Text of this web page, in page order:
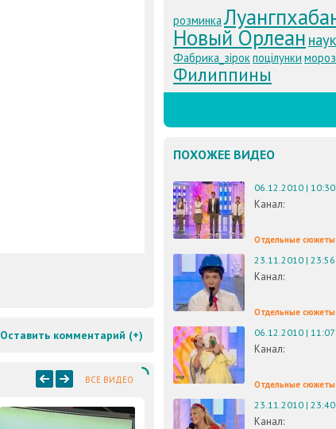
Оставить комментарий (+)
ВСЕ ВИДЕО
розминка
Новый Орлеан
Фабрика_зірокпоцілунки мороз
Филиппины
ПОХОЖЕЕ ВИДЕО
06.12.2010 | 10:30
Канал:
Отдельные сюжеты
23.11.2010 | 23:56
Канал:
Отдельные сюжеты
06.12.2010 | 11:07
Канал:
Отдельные сюжеты
23.11.2010 | 23:40
Канал: